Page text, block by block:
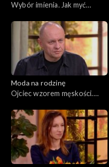
Wybór imienia. Jak myć
Moda na rodzinę
Ojciec wzorem męskości.
154